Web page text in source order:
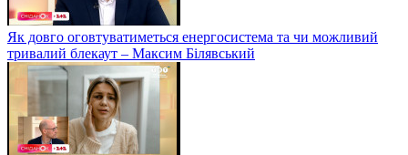
Як довго оговтуватиметься енергосистема та чи можливий
тривалий блекаут – Максим Білявський